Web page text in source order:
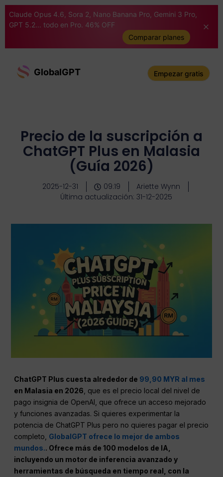
Claude Opus 4.6, Sora 2, Nano Banana Pro, Gemini 3 Pro,
GPT 5.2... todo en Pro. 46% OFF
Comparar planes
GlobalGPT Empezar gratis
Precio de la suscripción a
ChatGPT Plus en Malasia
(Guía 2026)
2025-12-31 09:19
Ariette Wynn
Última actualización: 31-12-2025
ChatGPT Plus cuesta alrededor de 99,90 MYR al mes
en Malasia en 2026 , que es el precio local del nivel de
pago insignia de OpenAI, que ofrece un acceso mejorado
y funciones avanzadas. Si quieres experimentar la
potencia de ChatGPT Plus pero no quieres pagar el precio
completo, GlobalGPT ofrece lo mejor de ambos
mundos.. Ofrece más de 100 modelos de IA,
incluyendo un motor de inferencia avanzado y
herramientas de búsqueda en tiempo real, con la